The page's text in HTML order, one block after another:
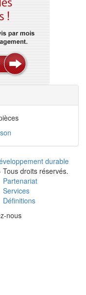
durable
droits réservés.
Partenariat
Services
Définitions
nous